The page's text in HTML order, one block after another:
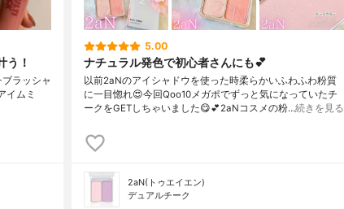
う！
ラッシャ
イムミ
5.00
ナチュラル発色で初心者さんにも💕
以前2aNのアイシャドウを使った時柔らかいふわふわ粉質
に一目惚れ😍⁡今回Qoo10メガポでずっと気になっていたチ
ークをGETしちゃいました😋💕⁡2aNコスメの粉…続きを見る
2aN(トゥエイエン)
デュアルチーク